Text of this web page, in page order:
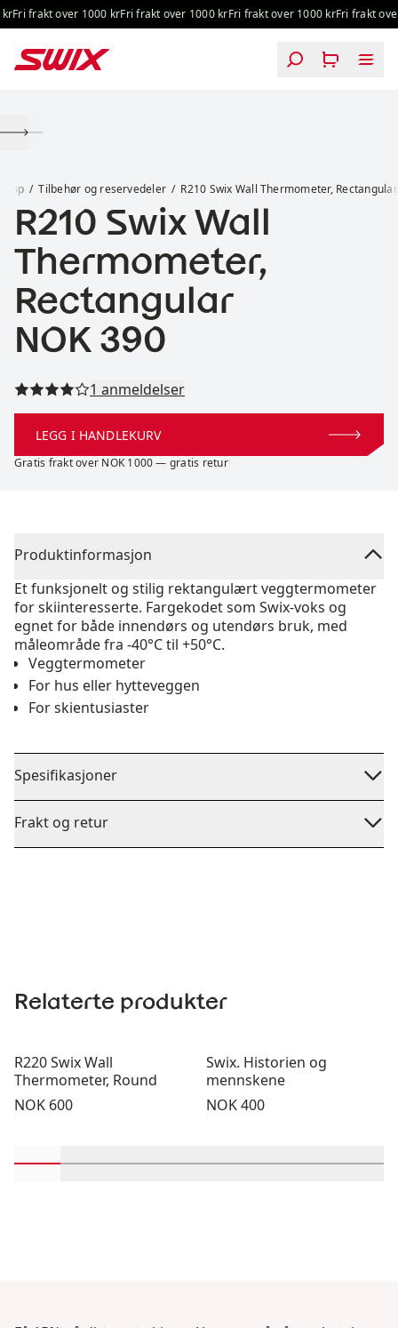
Hopp til innhold
Fri frakt over 1000 krFri frakt over 1000 krFri frakt over 1000 krFri frakt over
Tilbehør og reservedeler R210 Swix Wall Thermometer, Rectangular
R210 Swix Wall
Thermometer,
Rectangular
Pris:
NOK 390
Les alle anmeldelser
1 anmeldelser
LEGG I HANDLEKURV
Gratis frakt over NOK 1000 — gratis retur
Produktinformasjon
Et funksjonelt og stilig rektangulært veggtermometer
for skiinteresserte. Fargekodet som Swix-voks og
egnet for både innendørs og utendørs bruk, med
måleområde fra -40°C til +50°C.
Veggtermometer
For hus eller hytteveggen
For skientusiaster
Spesifikasjoner
Frakt og retur
Relaterte produkter
R220 Swix Wall
Thermometer, Round
Pris:
NOK 600
Swix. Historien og
mennskene
Pris:
NOK 400